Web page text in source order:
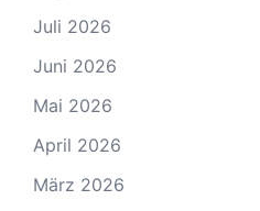
Juli 2026
Juni 2026
Mai 2026
April 2026
März 2026